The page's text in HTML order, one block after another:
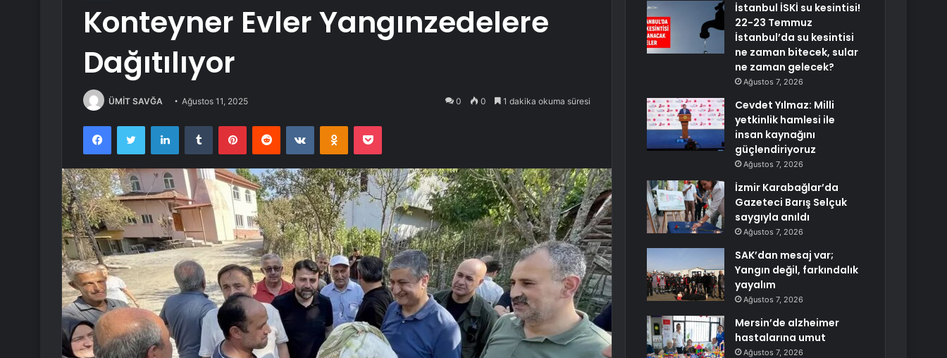
Konteyner Evler Yangınzedelere
Dağıtılıyor
ÜMİT SAVĞA Ağustos 11, 2025 0 0 1 dakika okuma süresi
FacebookTwitter LinkedInTumblr PinterestReddit VKontakteOdnoklassniki
Pocket
İstanbul İSKİ su kesintisi!
22-23 Temmuz
İstanbul’da su kesintisi
ne zaman bitecek, sular
ne zaman gelecek?
Ağustos 7, 2026
Cevdet Yılmaz: Milli
yetkinlik hamlesi ile
insan kaynağını
güçlendiriyoruz
Ağustos 7, 2026
İzmir Karabağlar’da
Gazeteci Barış Selçuk
saygıyla anıldı
Ağustos 7, 2026
SAK’dan mesaj var;
Yangın değil, farkındalık
yayalım
Ağustos 7, 2026
Mersin’de alzheimer
hastalarına umut
Ağustos 7, 2026